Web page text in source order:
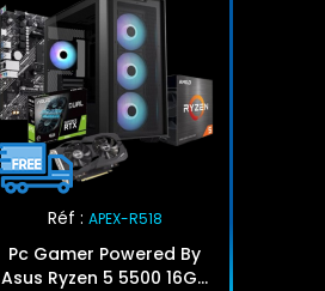
Réf : APEX-R518
Pc Gamer Powered By
Asus Ryzen 5 5500 16Go